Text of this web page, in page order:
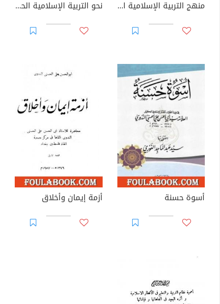
منهج التربية الإسلامية الجزء الثاني نحو التربية الإسلامية الحرة في الحكومات والبلاد الإسلامية
أسوة حسنة أزمة إيمان وأخلاق